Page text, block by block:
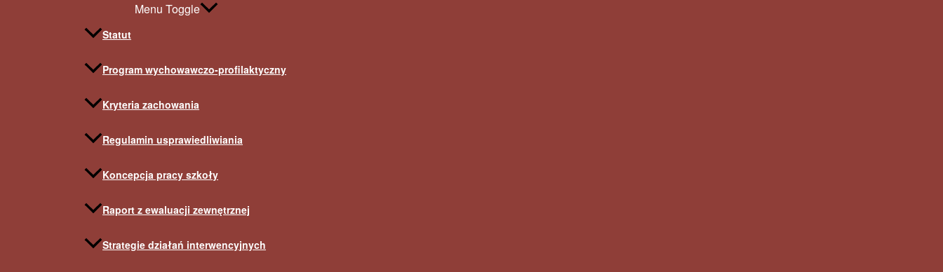
Menu Toggle
Statut
Program wychowawczo-profilaktyczny
Kryteria zachowania
Regulamin usprawiedliwiania
Koncepcja pracy szkoły
Raport z ewaluacji zewnętrznej
Strategie działań interwencyjnych